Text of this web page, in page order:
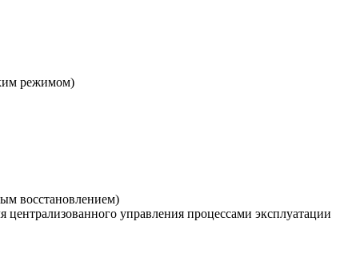
режимом)
восстановлением)
управления процессами эксплуатации